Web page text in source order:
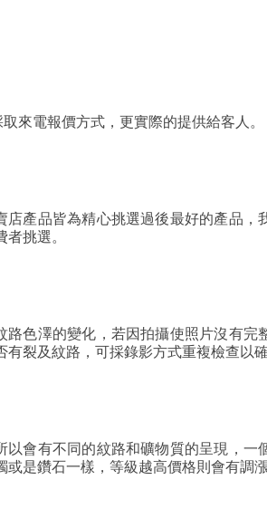
來電報價方式，更實際的提供給客人。
產品皆為精心挑選過後最好的產品，
挑選。
色澤的變化，若因拍攝使照片沒有完
裂及紋路，可採錄影方式重複檢查以確
會有不同的紋路和礦物質的呈現，一
是鑽石一樣，等級越高價格則會有調漲